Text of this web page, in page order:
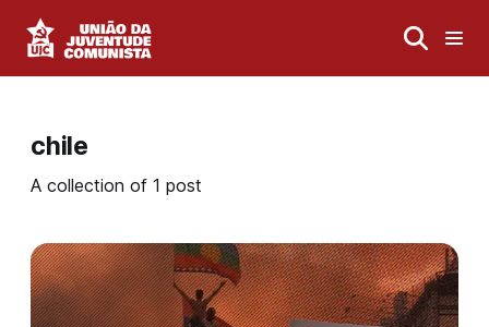
chile
A collection of 1 post